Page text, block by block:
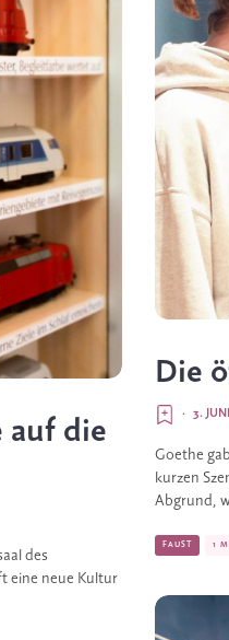
auf die
des
eine neue Kultur
Die
3.
·
Goethe
kurzen
Abgrund,
FAUST 1